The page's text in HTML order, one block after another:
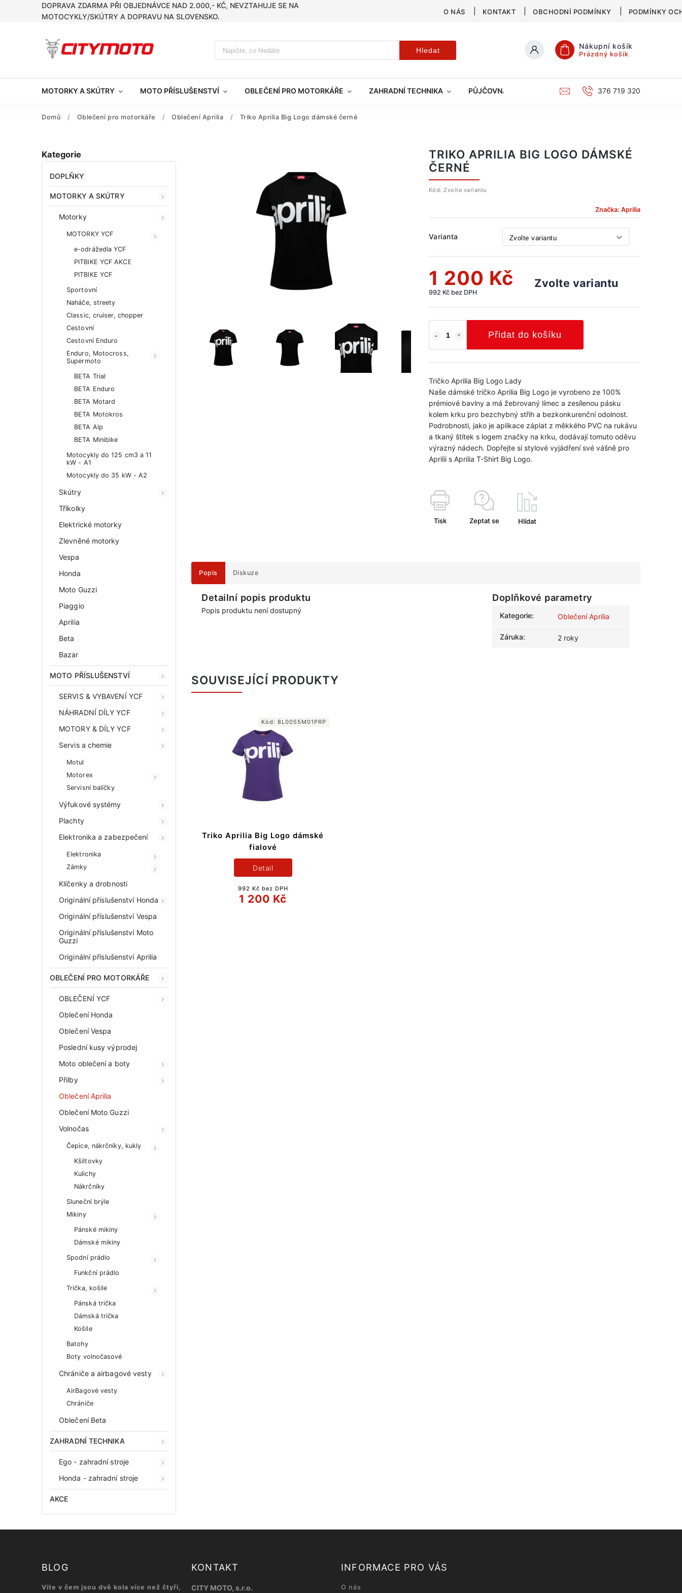
DOPRAVA ZDARMA PŘI OBJEDNÁVCE NAD 2.000,- KČ, NEVZTAHUJE SE NA
MOTOCYKLY/SKÚTRY A DOPRAVU NA SLOVENSKO.
O NÁS KONTAKT OBCHODNÍ PODMÍNKY PODMÍNKY
Hledat Nákupní košík
Prázdný košík
MOTORKY A SKÚTRY MOTO PŘÍSLUŠENSTVÍ OBLEČENÍ PRO MOTORKÁŘE ZAHRADNÍ TECHNIKA PŮJČOVNA KATALOG376 719 320
Domů / Oblečení pro motorkáře / Oblečení Aprilia / Triko Aprilia Big Logo dámské černé
Kategorie
DOPLŇKY
MOTORKY A SKÚTRY
Motorky
MOTORKY YCF
e-odrážedla YCF
PITBIKE YCF AKCE
PITBIKE YCF
Sportovní
Naháče, streety
Classic, cruiser, chopper
Cestovní
Cestovní Enduro
Enduro, Motocross,
Supermoto
BETA Trial
BETA Enduro
BETA Motard
BETA Motokros
BETA Alp
BETA Minibike
Motocykly do 125 cm3 a 11
kW - A1
Motocykly do 35 kW - A2
Skútry
Tříkolky
Elektrické motorky
Zlevněné motorky
Vespa
Honda
Moto Guzzi
Piaggio
Aprilia
Beta
Bazar
MOTO PŘÍSLUŠENSTVÍ
SERVIS & VYBAVENÍ YCF
NÁHRADNÍ DÍLY YCF
MOTORY & DÍLY YCF
Servis a chemie
Motul
Motorex
Servisní balíčky
Výfukové systémy
Plachty
Elektronika a zabezpečení
Elektronika
Zámky
Klíčenky a drobnosti
Originální příslušenství Honda
Originální příslušenství Vespa
Originální příslušenství Moto
Guzzi
Originální příslušenství Aprilia
OBLEČENÍ PRO MOTORKÁŘE
OBLEČENÍ YCF
Oblečení Honda
Oblečení Vespa
Poslední kusy výprodej
Moto oblečení a boty
Přilby
Oblečení Aprilia
Oblečení Moto Guzzi
Volnočas
Čepice, nákrčníky, kukly
Kšiltovky
Kulichy
Nákrčníky
Sluneční brýle
Mikiny
Pánské mikiny
Dámské mikiny
Spodní prádlo
Funkční prádlo
Trička, košile
Pánská trička
Dámská trička
Košile
Batohy
Boty volnočasové
Chrániče a airbagové vesty
AirBagové vesty
Chrániče
Oblečení Beta
ZAHRADNÍ TECHNIKA
Ego - zahradní stroje
Honda - zahradní stroje
AKCE
TRIKO APRILIA BIG LOGO DÁMSKÉ
ČERNÉ
Kód: Zvolte variantu
Značka: Aprilia
Varianta
1 200 Kč
992 Kč bez DPH
Zvolte variantu
Přidat do košíku
Tričko Aprilia Big Logo Lady
Naše dámské tričko Aprilia Big Logo je vyrobeno ze 100%
prémiové bavlny a má žebrovaný límec a zesílenou pásku
kolem krku pro bezchybný střih a bezkonkurenční odolnost.
Podrobnosti, jako je aplikace záplat z měkkého PVC na rukávu
a tkaný štítek s logem značky na krku, dodávají tomuto oděvu
výrazný nádech. Dopřejte si stylové vyjádření své vášně pro
Aprilii s Aprilia T-Shirt Big Logo.
Tisk Zeptat se Hlídat
Popis Diskuze
Detailní popis produktu
Popis produktu není dostupný
Doplňkové parametry
Kategorie: Oblečení Aprilia
Záruka: 2 roky
SOUVISEJÍCÍ PRODUKTY
Triko Aprilia Big Logo dámské
fialové
992 Kč bez DPH
1 200 Kč
Detail
Kód: 8L0055M01PRP
BLOG
Víte v čem jsou dvě kola více než čtyři,
KONTAKT
CITY MOTO, s.r.o.
INFORMACE PRO VÁS
O nás